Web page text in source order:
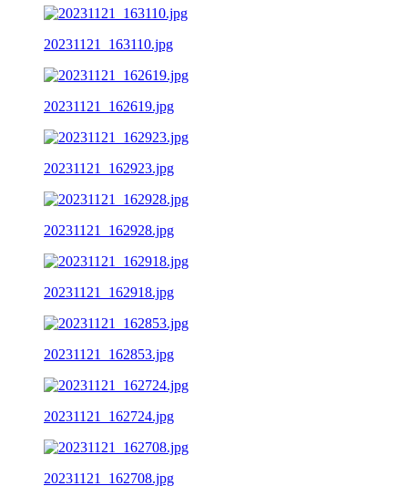
20231121_163110.jpg
20231121_162619.jpg
20231121_162923.jpg
20231121_162928.jpg
20231121_162918.jpg
20231121_162853.jpg
20231121_162724.jpg
20231121_162708.jpg